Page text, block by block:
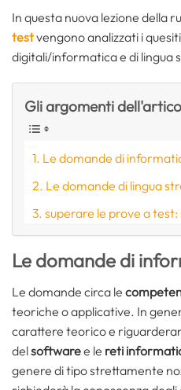
In questa nuova lezione della
testvengono analizzati i
digitali/informatica e di lingua
Gli argomenti
Le domande di
Le domande di lingua
superare le prove a test:
Le domande di
Le domande circa le
teoriche o applicative. In
carattere teorico e
delsoftwaree le reti
genere di tipo strettamente